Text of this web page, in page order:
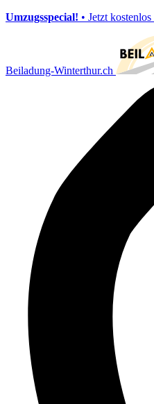
Umzugsspecial! • Jetzt
Beiladung-Winterthur.ch